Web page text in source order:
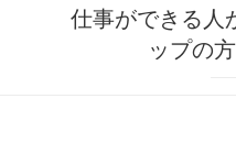
仕事ができる人
ップの